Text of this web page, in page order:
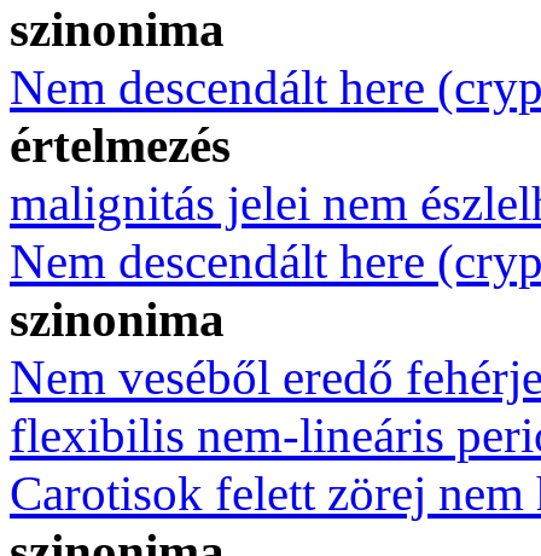
szinonima
Nem descendált here
értelmezés
malignitás jelei nem
Nem descendált here
szinonima
Nem veséből eredő
flexibilis nem-lineáris
Carotisok felett zörej nem